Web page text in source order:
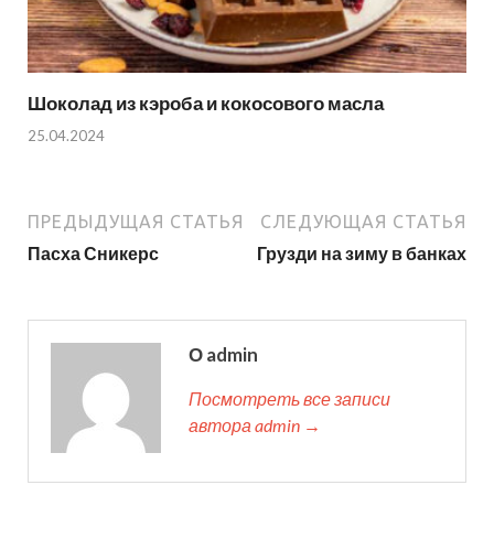
Шоколад из кэроба и кокосового масла
25.04.2024
ПРЕДЫДУЩАЯ СТАТЬЯ
Пасха Сникерс
СЛЕДУЮЩАЯ СТАТЬЯ
Грузди на зиму в банках
О admin
Посмотреть все записи
автора admin →